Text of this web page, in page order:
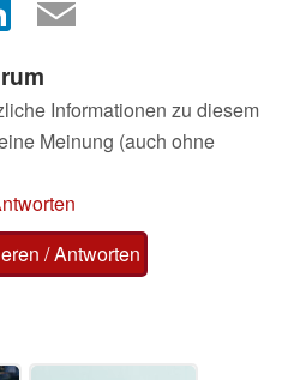
Informationen zu diesem
Meinung (auch ohne
/ Antworten